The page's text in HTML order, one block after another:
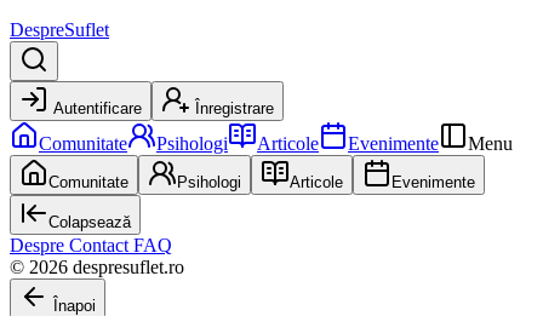
DespreSuflet
Autentificare Înregistrare
Comunitate Psihologi Articole Evenimente Menu
Comunitate Psihologi Articole Evenimente
Colapsează
Despre Contact FAQ
© 2026 despresuflet.ro
Înapoi